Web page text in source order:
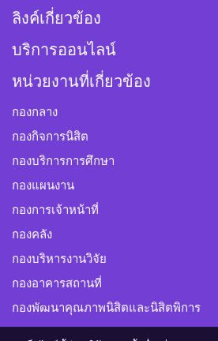
ลิงค์เกี่ยวข้อง
บริการออนไลน์
หน่วยงานที่เกี่ยวข้อง
กองกลาง
กองกิจการนิสิต
กองบริการการศึกษา
กองแผนงาน
กองการเจ้าหน้าที่
กองคลัง
กองบริหารงานวิจัย
กองอาคารสถานที่
กองพัฒนาคุณภาพนิสิตและนิสิตพิการ